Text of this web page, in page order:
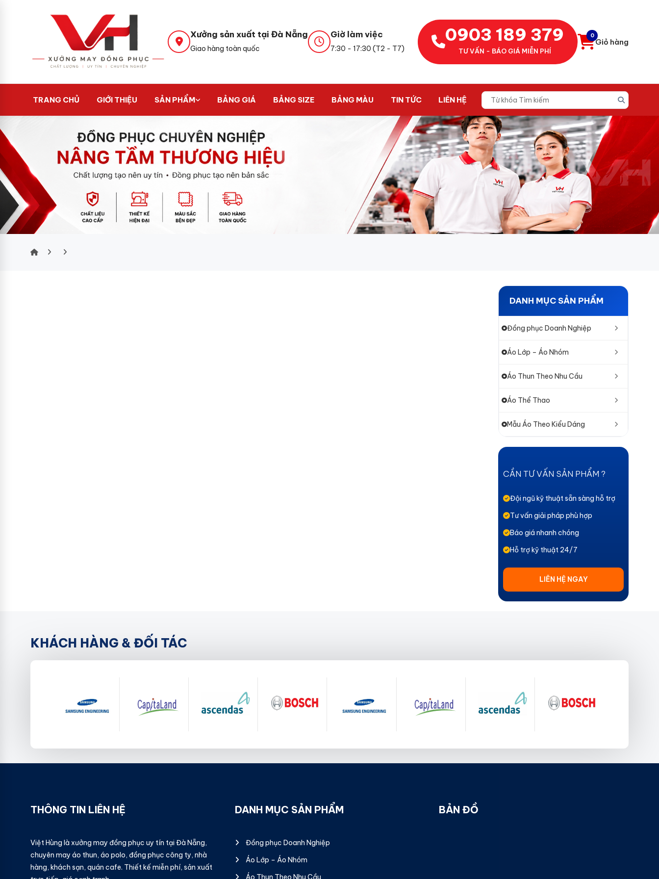
Xưởng sản xuất tại Đà Nẵng
Giao hàng toàn quốc
Giờ làm việc
7:30 - 17:30 (T2 - T7)
0903 189 379
TƯ VẤN - BÁO GIÁ MIỄN PHÍ
0
Giỏ hàng
TRANG CHỦ GIỚI THIỆU SẢN PHẨM BẢNG GIÁ BẢNG SIZE BẢNG MÀU TIN TỨC LIÊN HỆ
DANH MỤC SẢN PHẨM
Đồng phục Doanh Nghiệp
Áo Lớp – Áo Nhóm
Áo Thun Theo Nhu Cầu
Áo Thể Thao
Mẫu Áo Theo Kiểu Dáng
CẦN TƯ VẤN SẢN PHẨM ?
Đội ngũ kỹ thuật sẵn sàng hỗ trợ
Tư vấn giải pháp phù hợp
Báo giá nhanh chóng
Hỗ trợ kỹ thuật 24/7
LIÊN HỆ NGAY
KHÁCH HÀNG & ĐỐI TÁC
THÔNG TIN LIÊN HỆ
Việt Hùng là xưởng may đồng phục uy tín tại Đà Nẵng,
chuyên may áo thun, áo polo, đồng phục công ty, nhà
hàng, khách sạn, quán cafe. Thiết kế miễn phí, sản xuất
DANH MỤC SẢN PHẨM
Đồng phục Doanh Nghiệp
Áo Lớp – Áo Nhóm
Áo Thun Theo Nhu Cầu
BẢN ĐỒ